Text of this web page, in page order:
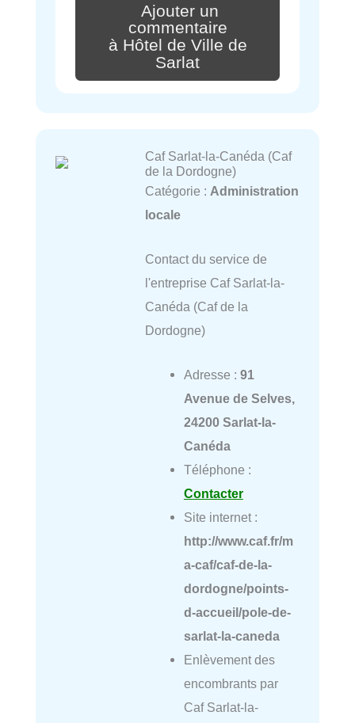
Ajouter un
commentaire
à Hôtel de Ville de
Sarlat
Caf Sarlat-la-Canéda (Caf
de la Dordogne)
Catégorie : Administration
locale
Contact du service de
l'entreprise Caf Sarlat-la-
Canéda (Caf de la
Dordogne)
Adresse : 91
Avenue de Selves,
24200 Sarlat-la-
Canéda
Téléphone :
Contacter
Site internet :
http://www.caf.fr/m
a-caf/caf-de-la-
dordogne/points-
d-accueil/pole-de-
sarlat-la-caneda
Enlèvement des
encombrants par
Caf Sarlat-la-